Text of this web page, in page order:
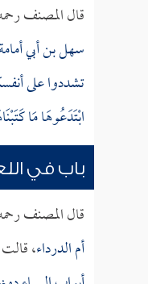
قال المصنف
سهل بن أبي أمامة
تشددوا على
ابْتَدَعُوهَا مَا
باب في
قال المصنف
أم الدرداء،